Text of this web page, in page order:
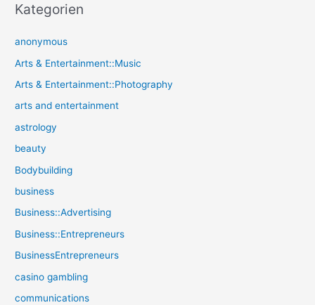
Kategorien
anonymous
Arts & Entertainment::Music
Arts & Entertainment::Photography
arts and entertainment
astrology
beauty
Bodybuilding
business
Business::Advertising
Business::Entrepreneurs
BusinessEntrepreneurs
casino gambling
communications